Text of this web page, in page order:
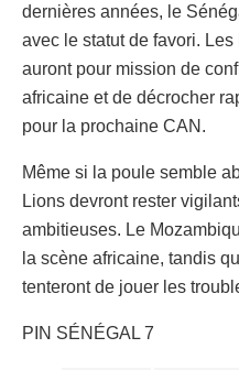
dernières années, le
avec le statut de favori.
auront pour mission de
africaine et de décrocher
pour la prochaine CAN.
Même si la poule semble
Lions devront rester
ambitieuses. Le
la scène africaine, tandis
tenteront de jouer les
PIN SÉNÉGAL 7